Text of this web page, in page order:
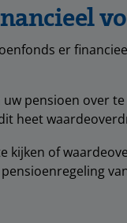
er
pensioen over
heet
kijken of